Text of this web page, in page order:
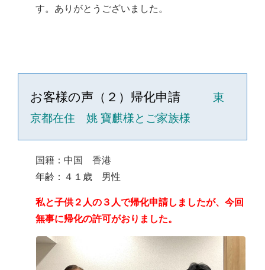
す。ありがとうございました。
お客様の声（２）帰化申請
東
京都在住 姚 寶麒様とご家族様
国籍：中国 香港
年齢：４１歳 男性
私と子供２人の３人で帰化申請しましたが、今回
無事に帰化の許可がおりました。